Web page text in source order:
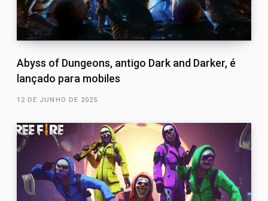
Abyss of Dungeons, antigo Dark and Darker, é
lançado para mobiles
12 DE JUNHO DE 2025